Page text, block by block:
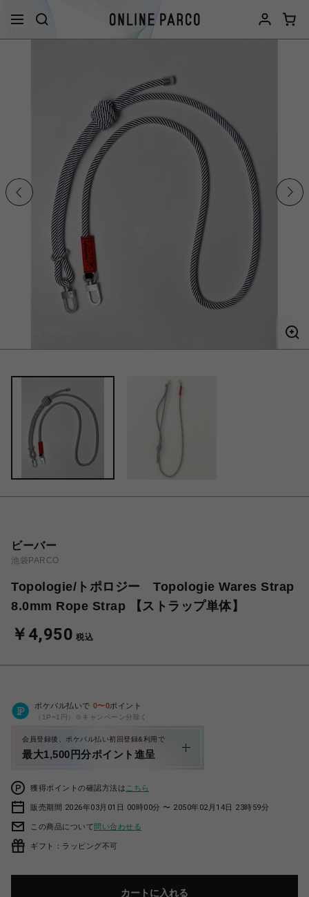
ビーバー
池袋PARCO
Topologie/トポロジー Topologie Wares Strap
8.0mm Rope Strap 【ストラップ単体】
￥4,950 税込
ポケパル払いで 0〜0ポイント
（1P=1円）※キャンペーン分除く
会員登録後、ポケパル払い初回登録&利用で
最大1,500円分ポイント進呈
獲得ポイントの確認方法は こちら
販売期間 2026年03月01日 00時00分 〜 2050年02月14日 23時59分
この商品について問い合わせる
ギフト：ラッピング不可
カートに入れる